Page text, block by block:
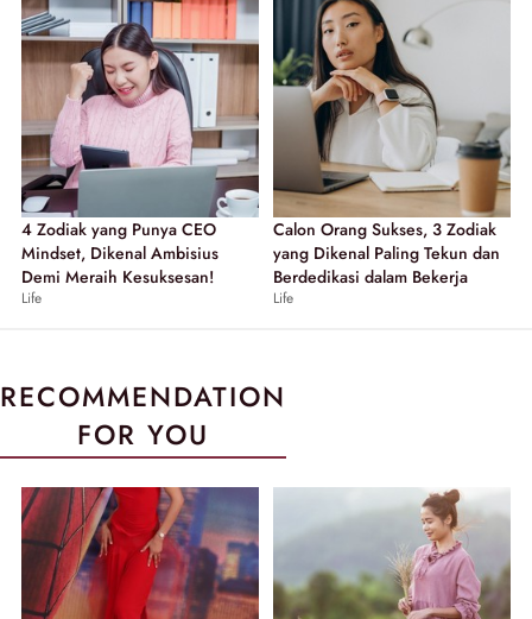
4 Zodiak yang Punya CEO
Mindset, Dikenal Ambisius
Demi Meraih Kesuksesan!
Life
Calon Orang Sukses, 3 Zodiak
yang Dikenal Paling Tekun dan
Berdedikasi dalam Bekerja
Life
RECOMMENDATION
FOR YOU